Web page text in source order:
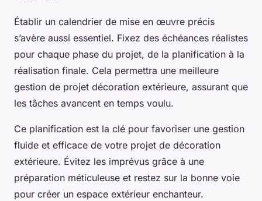
Établir un calendrier de mise en œuvre précis
s’avère aussi essentiel. Fixez des échéances réalistes
pour chaque phase du projet, de la planification à la
réalisation finale. Cela permettra une meilleure
gestion de projet décoration extérieure, assurant que
les tâches avancent en temps voulu.
Ce planification est la clé pour favoriser une gestion
fluide et efficace de votre projet de décoration
extérieure. Évitez les imprévus grâce à une
préparation méticuleuse et restez sur la bonne voie
pour créer un espace extérieur enchanteur.